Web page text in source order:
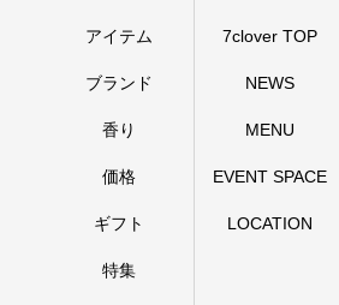
アイテム
ブランド
香り
価格
ギフト
特集
7clover TOP
NEWS
MENU
EVENT SPACE
LOCATION